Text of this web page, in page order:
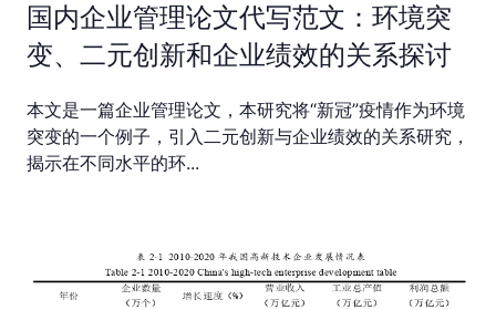
国内企业管理论文代写范文：环境突
变、二元创新和企业绩效的关系探讨
本文是一篇企业管理论文，本研究将“新冠”疫情作为环境
突变的一个例子，引入二元创新与企业绩效的关系研究，
揭示在不同水平的环...